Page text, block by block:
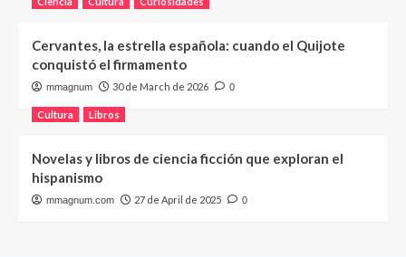
Cervantes, la estrella española: cuando el Quijote
conquistó el firmamento
mmagnum 30 de March de 2026 0
Cultura Libros
Novelas y libros de ciencia ficción que exploran el
hispanismo
mmagnum.com 27 de April de 2025 0